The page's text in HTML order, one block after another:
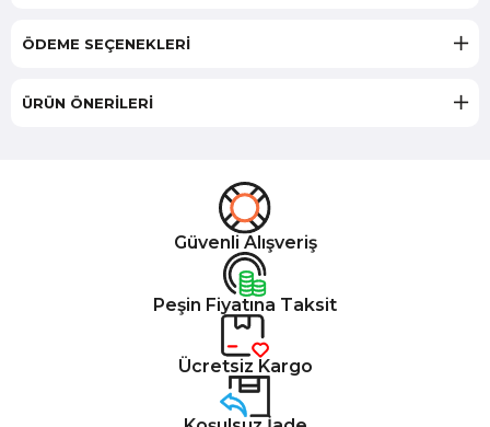
ÖDEME SEÇENEKLERI
ÜRÜN ÖNERILERI
Güvenli Alışveriş
Peşin Fiyatına Taksit
Ücretsiz Kargo